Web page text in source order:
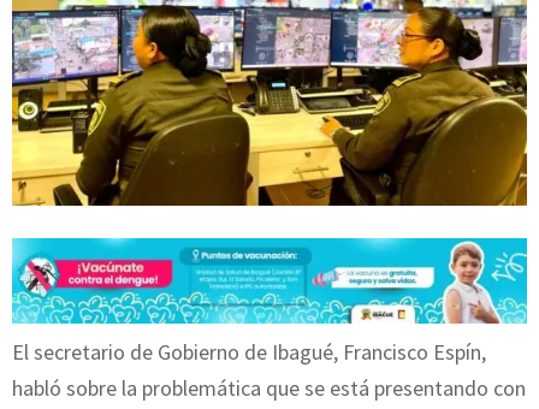
El secretario de Gobierno de Ibagué, Francisco Espín,
habló sobre la problemática que se está presentando con